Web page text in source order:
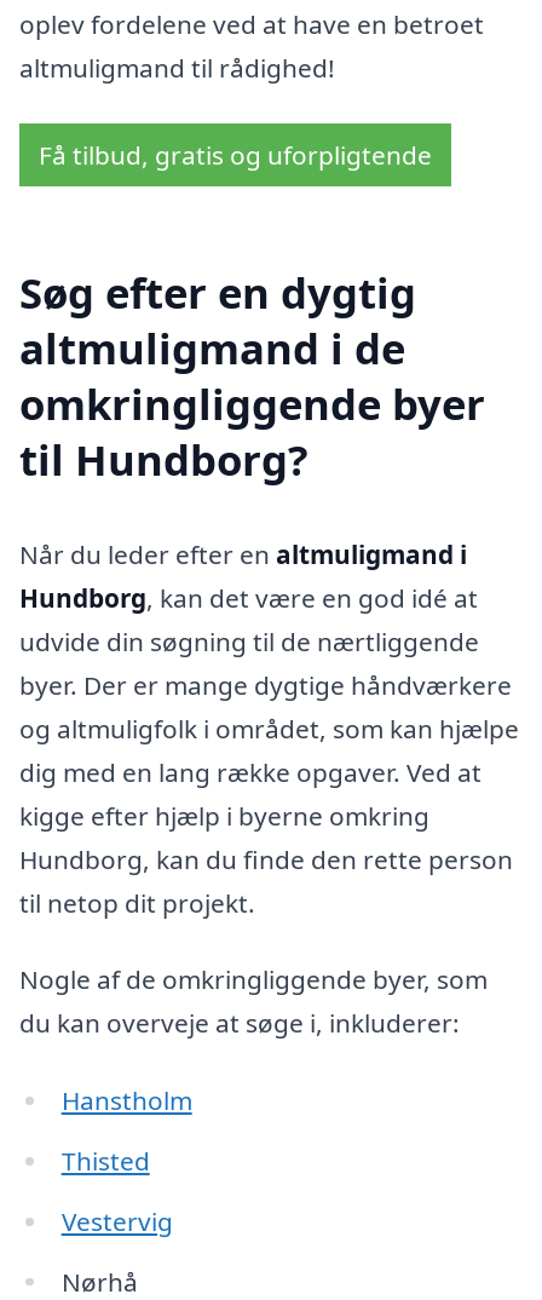
oplev fordelene ved at have en betroet
altmuligmand til rådighed!
Få tilbud, gratis og uforpligtende
Søg efter en dygtig
altmuligmand i de
omkringliggende byer
til Hundborg?
Når du leder efter en altmuligmand i
Hundborg, kan det være en god idé at
udvide din søgning til de nærtliggende
byer. Der er mange dygtige håndværkere
og altmuligfolk i området, som kan hjælpe
dig med en lang række opgaver. Ved at
kigge efter hjælp i byerne omkring
Hundborg, kan du finde den rette person
til netop dit projekt.
Nogle af de omkringliggende byer, som
du kan overveje at søge i, inkluderer:
Hanstholm
Thisted
Vestervig
Nørhå